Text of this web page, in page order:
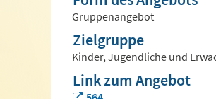
Gruppenangebot
Zielgruppe
Kinder, Jugendliche und
Link zum Angebot